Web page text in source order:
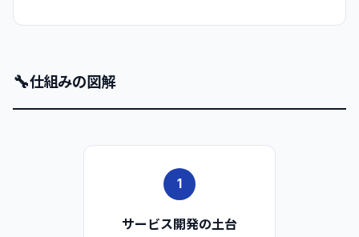
🔧仕組みの図解
1
サービス開発の土台